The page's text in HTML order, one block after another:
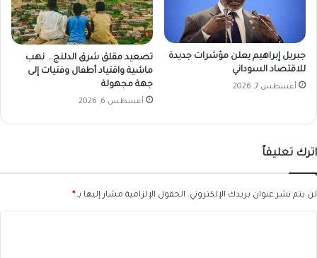
جبريل إبراهيم يعلن مؤشرات جديدة
للاقتصاد السوداني
أغسطس 7, 2026
تصعيد مقلق شرق الدلنج.. نهب
ماشية واقتياد أطفال وفتيات إلى
جهة مجهولة
أغسطس 6, 2026
اترك تعليقاً
لن يتم نشر عنوان بريدك الإلكتروني. الحقول الإلزامية مشار إليها بـ *